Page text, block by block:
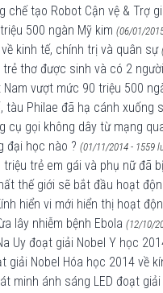
chế tạo Robot Cận vệ & Trợ
500 ngàn Mỹ kim (06/01/
kinh tế, chính trị và quân sự
thơ được sinh và có 2
vượt mức 90 triệu 500
tàu Philae đã hạ cánh
cụ gọi không dây từ mạng
đại học nào ? (01/11/2014 - 1559
triệu trẻ em gái và phụ nữ đã
thế giới sẽ bắt đầu hoạt
hiển vi mới hiển thị hoạt
lây nhiễm bệnh Ebola (12/10/
Uy đoạt giải Nobel Y học
giải Nobel Hóa học 2014 về
minh ánh sáng LED đoạt